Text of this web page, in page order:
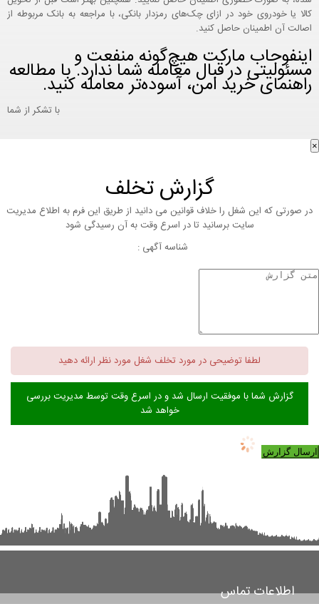
کالا یا خودروی خود در ازای چک‌های رمزدار بانکی، با مراجعه به بانک مربوطه از
اصالت آن اطمینان حاصل کنید.
اینفوجاب مارکت هیچ‌گونه منفعت و
مسئولیتی در قبال معامله شما ندارد. با مطالعه
راهنمای خرید امن، آسوده‌تر معامله کنید.
با تشکر از شما
×
گزارش تخلف
در صورتی که این شغل را خلاف قوانین می دانید از طریق این فرم به اطلاع مدیریت
سایت برسانید تا در اسرع وقت به آن رسیدگی شود
شناسه آگهی :
لطفا توضیحی در مورد تخلف شغل مورد نظر ارائه دهید
گزارش شما با موفقیت ارسال شد و در اسرع وقت توسط مدیریت بررسی
خواهد شد
ارسال گزارش
اطلاعات تماس